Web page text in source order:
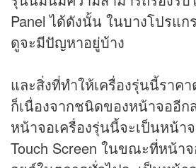
Panel ได้ดังนั้น ในบางโปรแ
ดูจะมีปัญหาอยู่บ้าง
และสิ่งที่ทำให้เครื่องรุ่นนี้ราค
ก็เนื่องจากชนิดของหน้าจออีก
หน้าจอเครื่องรุ่นนี้จะเป็นหน้า
Touch Screen ในขณะที่หน้า